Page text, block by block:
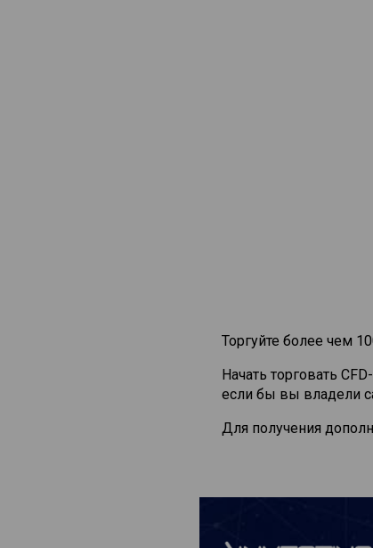
Торгуйте более чем
Начать торговать
если бы вы владели
Для получения